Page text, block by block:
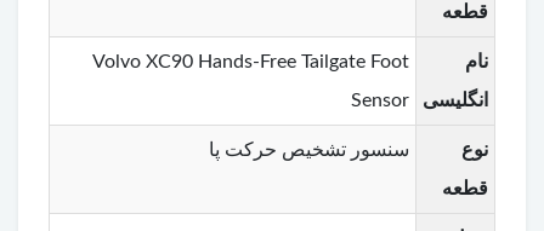
قطعه
نام
انگلیسی
Volvo XC90 Hands-Free Tailgate Foot
Sensor
نوع
قطعه
سنسور تشخیص حرکت پا